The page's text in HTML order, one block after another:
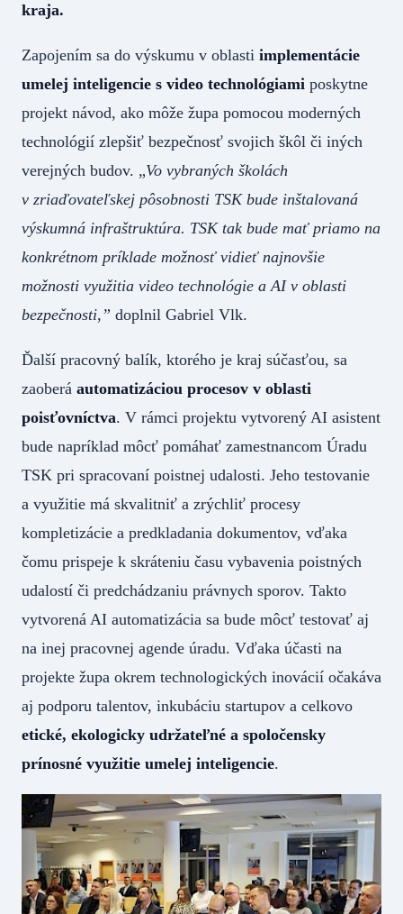
kraja.
Zapojením sa do výskumu v oblasti implementácie
umelej inteligencie s video technológiami poskytne
projekt návod, ako môže župa pomocou moderných
technológií zlepšiť bezpečnosť svojich škôl či iných
verejných budov. „Vo vybraných školách
v zriaďovateľskej pôsobnosti TSK bude inštalovaná
výskumná infraštruktúra. TSK tak bude mať priamo na
konkrétnom príklade možnosť vidieť najnovšie
možnosti využitia video technológie a AI v oblasti
bezpečnosti,” doplnil Gabriel Vlk.
Ďalší pracovný balík, ktorého je kraj súčasťou, sa
zaoberá automatizáciou procesov v oblasti
poisťovníctva. V rámci projektu vytvorený AI asistent
bude napríklad môcť pomáhať zamestnancom Úradu
TSK pri spracovaní poistnej udalosti. Jeho testovanie
a využitie má skvalitniť a zrýchliť procesy
kompletizácie a predkladania dokumentov, vďaka
čomu prispeje k skráteniu času vybavenia poistných
udalostí či predchádzaniu právnych sporov. Takto
vytvorená AI automatizácia sa bude môcť testovať aj
na inej pracovnej agende úradu. Vďaka účasti na
projekte župa okrem technologických inovácií očakáva
aj podporu talentov, inkubáciu startupov a celkovo
etické, ekologicky udržateľné a spoločensky
prínosné využitie umelej inteligencie.